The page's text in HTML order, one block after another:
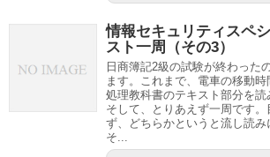
情報セキュリティスペ
スト一周（その3）
日商簿記2級の試験が終わった
ます。これまで、電車の移動
処理教科書のテキスト部分を読
そして、とりあえず一周です
ず、どちらかというと流し読み
そ...